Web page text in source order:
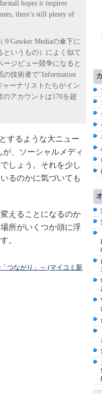
hopes it inspires
there’s still plenty of
※Gawker Mediaの傘下に
いうもの）によく似て
ジビュー競争になると
の技術者で"Information
ーナリストたちがイン
アカウントは170を超
するような大ニュー
、ソーシャルメディ
しょう。それを少し
るのかに気づいても
えることになるのか
所がいくつか頭に浮
。
つながり」～ (マイコミ新